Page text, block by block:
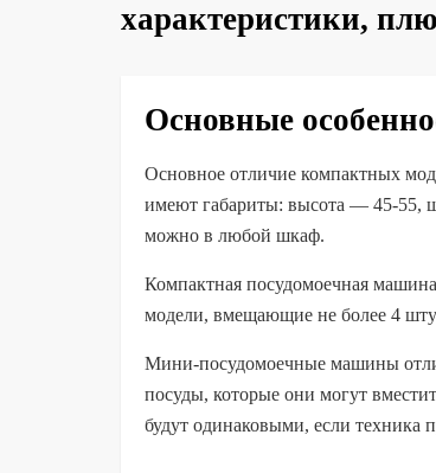
характеристики,
Основные
Основное отличие компактных
имеют габариты: высота — 45-55,
можно в любой шкаф.
Компактная посудомоечная
модели, вмещающие не более 4
Мини-посудомоечные машины
посуды, которые они могут
будут одинаковыми, если техника